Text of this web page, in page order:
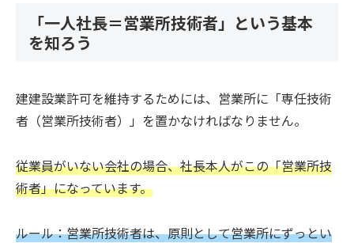
「一人社長＝営業所技術者」という基本
を知ろう
建建設業許可を維持するためには、営業所に「専任技術
者（営業所技術者）」を置かなければなりません。
従業員がいない会社の場合、社長本人がこの「営業所技
術者」になっています。
ルール：営業所技術者は、原則として営業所にずっとい